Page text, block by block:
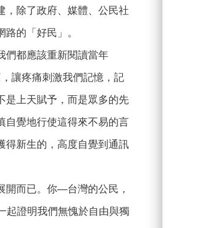
，除了政府、媒體、公民社
的「好民」。
們都應該重新閱讀當年
讓疼痛刺激我們記憶，記
是上天賦予，而是眾多的先
自覺地行使這得來不易的言
得新生的，高度自覺到通訊
開而已。你—台灣的公民，
起證明我們無愧於自由與獨